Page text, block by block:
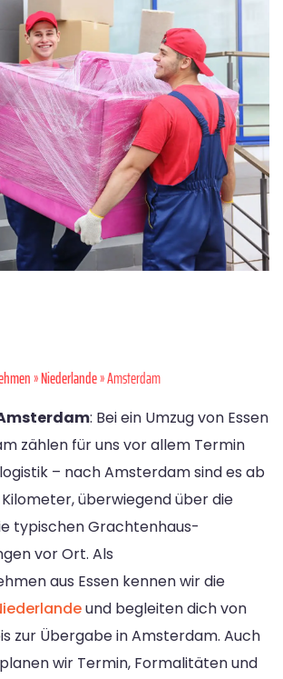
»Niederlande» Amsterdam
: Bei ein Umzug von Essen
zählen für uns vor allem Termin
– nach Amsterdam sind es ab
Kilometer, überwiegend über die
typischen Grachtenhaus-
vor Ort. Als
aus Essen kennen wir die
und begleiten dich von
zur Übergabe in Amsterdam. Auch
planen wir Termin, Formalitäten und